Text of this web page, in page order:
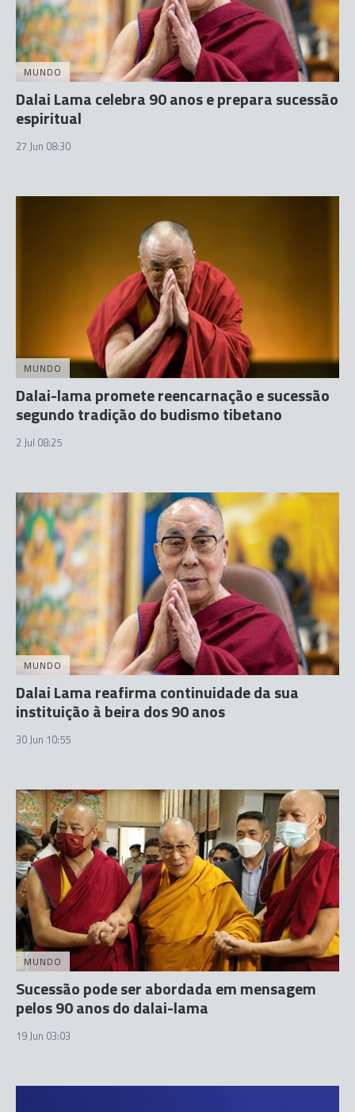
MUNDO
Dalai Lama celebra 90 anos e prepara sucessão
espiritual
27 Jun 08:30
MUNDO
Dalai-lama promete reencarnação e sucessão
segundo tradição do budismo tibetano
2 Jul 08:25
MUNDO
Dalai Lama reafirma continuidade da sua
instituição à beira dos 90 anos
30 Jun 10:55
MUNDO
Sucessão pode ser abordada em mensagem
pelos 90 anos do dalai-lama
19 Jun 03:03